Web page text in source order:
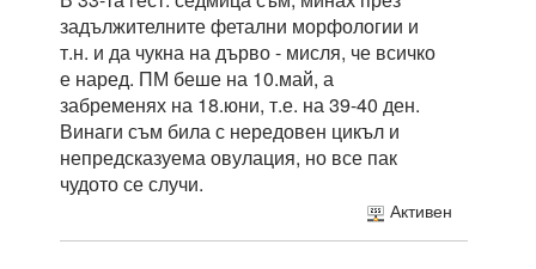
задължителните фетални морфологии и
т.н. и да чукна на дърво - мисля, че всичко
е наред. ПМ беше на 10.май, а
забременях на 18.юни, т.е. на 39-40 ден.
Винаги съм била с нередовен цикъл и
непредсказуема овулация, но все пак
чудото се случи.
Активен